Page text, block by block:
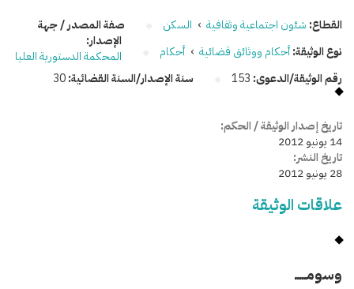
القطاع: شئون اجتماعية وثقافية › السكن
نوع الوثيقة:أحكام ووثائق قضائية › أحكام
رقم الوثيقة/الدعوى: 153 سنة الإصدار/السنة القضائية:30
صفة المصدر / جهة
الإصدار:
المحكمة الدستورية العليا
تاريخ إصدار الوثيقة / الحكم:
14 يونيو 2012
تاريخ النشر:
28 يونيو 2012
علاقات الوثيقة
وسومـــــ